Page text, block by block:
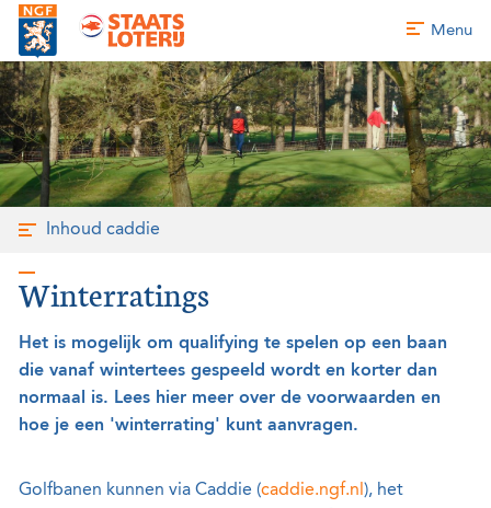
Menu
Inhoud caddie
Winterratings
Het is mogelijk om qualifying te spelen op een baan
die vanaf wintertees gespeeld wordt en korter dan
normaal is. Lees hier meer over de voorwaarden en
hoe je een 'winterrating' kunt aanvragen.
Golfbanen kunnen via Caddie (caddie.ngf.nl ), het